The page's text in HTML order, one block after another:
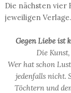
Die nächsten vier
jeweiligen Verlage.
Gegen Liebe ist
Die
Wer hat schon
jedenfalls nicht.
Töchtern und